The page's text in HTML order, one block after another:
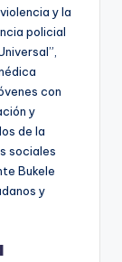
y la
policial
con
y
de la
sociales
Bukele
y